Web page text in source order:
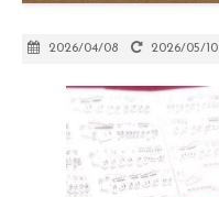
2026/04/08 2026/05/10